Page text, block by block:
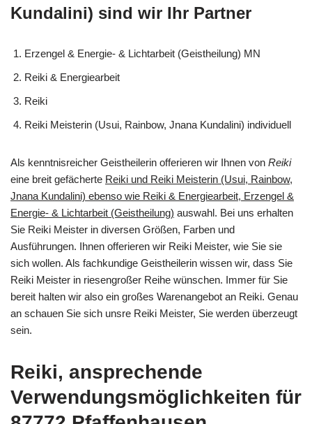
Kundalini) sind wir Ihr Partner
Erzengel & Energie- & Lichtarbeit (Geistheilung) MN
Reiki & Energiearbeit
Reiki
Reiki Meisterin (Usui, Rainbow, Jnana Kundalini) individuell
Als kenntnisreicher Geistheilerin offerieren wir Ihnen von Reiki
eine breit gefächerte Reiki und Reiki Meisterin (Usui, Rainbow,
Jnana Kundalini) ebenso wie Reiki & Energiearbeit, Erzengel &
Energie- & Lichtarbeit (Geistheilung) auswahl. Bei uns erhalten
Sie Reiki Meister in diversen Größen, Farben und
Ausführungen. Ihnen offerieren wir Reiki Meister, wie Sie sie
sich wollen. Als fachkundige Geistheilerin wissen wir, dass Sie
Reiki Meister in riesengroßer Reihe wünschen. Immer für Sie
bereit halten wir also ein großes Warenangebot an Reiki. Genau
an schauen Sie sich unsre Reiki Meister, Sie werden überzeugt
sein.
Reiki, ansprechende
Verwendungsmöglichkeiten für